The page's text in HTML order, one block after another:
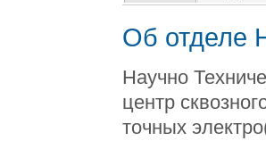
Об отделе
Научно
центр
точных